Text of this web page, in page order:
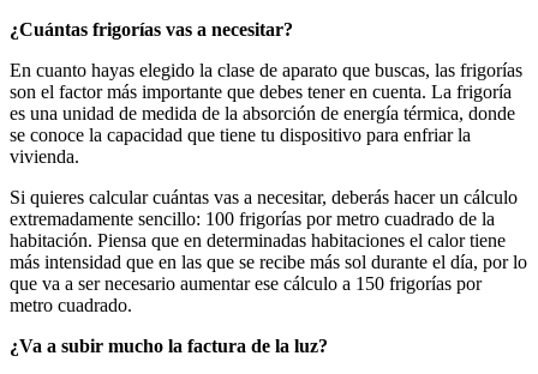
¿Cuántas frigorías vas a necesitar?
En cuanto hayas elegido la clase de aparato que buscas, las frigorías
son el factor más importante que debes tener en cuenta. La frigoría
es una unidad de medida de la absorción de energía térmica, donde
se conoce la capacidad que tiene tu dispositivo para enfriar la
vivienda.
Si quieres calcular cuántas vas a necesitar, deberás hacer un cálculo
extremadamente sencillo: 100 frigorías por metro cuadrado de la
habitación. Piensa que en determinadas habitaciones el calor tiene
más intensidad que en las que se recibe más sol durante el día, por lo
que va a ser necesario aumentar ese cálculo a 150 frigorías por
metro cuadrado.
¿Va a subir mucho la factura de la luz?